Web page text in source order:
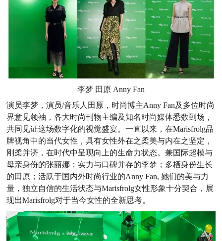
李梦 田原 Anny Fan
演员李梦，演员/音乐人田原，时尚博主Anny Fan及多位时尚
界意见领袖，各大时尚刊物主编及知名时尚媒体悉数到场，
共同见证这场数字化的视觉盛宴。一直以来，在Marisfrolg品
牌视角中的当代女性，具有女性外在之柔美与内在之坚定，
刚柔并济，在时代中呈现向上的生命力状态。兼国际超模与
母亲身份的张丽娜；实力与口碑并存的李梦；多栖身份生长
的田原；活跃于国内外时尚行业的Anny Fan, 她们的美与力
量，独立自信的生活状态与Marisfrolg女性形象十分契合，展
现出Marisfrolg对于当今女性的全新思考。